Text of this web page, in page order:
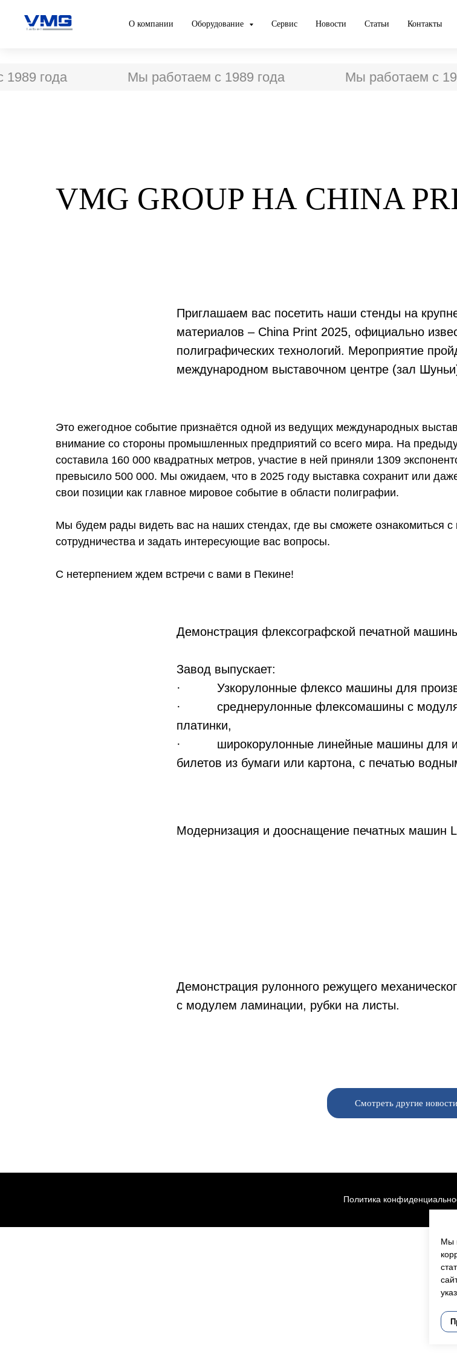
О компании Оборудование Сервис Новости Статьи Контакты
года Мы работаем с 1989 года Мы работаем с
VMG GROUP НА CHINA
Приглашаем вас посетить наши стенды на
материалов – China Print 2025, официально
полиграфических технологий. Мероприятие
международном выставочном центре (зал
составила 160 000 квадратных метров, участие в ней приняли 1309
превысило 500 000. Мы ожидаем, что в 2025 году выставка сохранит или
свои позиции как главное мировое событие в области полиграфии.
Мы будем рады видеть вас на наших стендах, где вы сможете ознакомиться с
С нетерпением ждем встречи с вами в Пекине!
Завод выпускает:
· среднерулонные флексомашины с модулями
платинки,
· широкорулонные линейные машины для
билетов из бумаги или картона, с печатью
Политика
Мы